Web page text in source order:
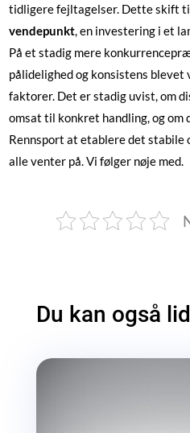
tidligere fejltagelser. Dette skift
vendepunkt, en investering i et
På et stadig mere
pålidelighed og konsistens
faktorer. Det er stadig uvist, om
omsat til konkret handling, og om
Rennsport at etablere det
alle venter på. Vi følger nøje med.
Du kan også